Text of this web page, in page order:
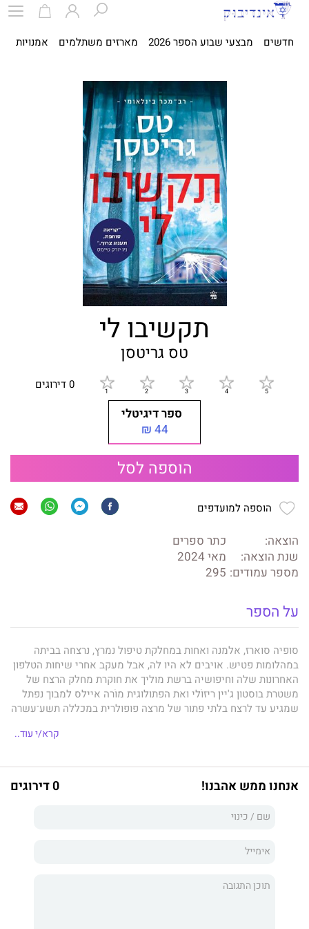
חדשים מבצעי שבוע הספר 2026 מארזים משתלמים אמנויות
תקשיבו לי
טס גריטסן
0 דירוגים
ספר דיגיטלי
44 ₪
הוספה לסל
הוספה למועדפים
הוצאה:
כתר ספרים
שנת הוצאה:
מאי 2024
מספר עמודים: 295
על הספר
סופיה סוארז, אלמנה ואחות במחלקת טיפול נמרץ, נרצחה בביתה
במהלומות פטיש. אויבים לא היו לה, אבל מעקב אחרי שיחות הטלפון
האחרונות שלה וחיפושיה ברשת מוליך את חוקרת מחלק הרצח של
משטרת בוסטון ג'יין ריזוֹלי ואת הפתולוגית מוֹרה איילס למבוך נפתל
שמגיע עד לרצח בלתי פתור של מרצה פופולרית במכללה תשע־עשרה
אנג'לה, הנחושה לגלות אזרחות טובה, מוצאת סימנים מעוררי חשד
בתה, אינו טורח להקשיב לה. תמיד כדאי להקשיב לאימא, אולם נדמה
בין קירות בתיהם אנשים מחביאים לעיתים סודות אלימים, ושומרים
תקשיבו ליהוא מותחן מרתק ושנון, שמציג באופן מבריק שורה
קרא/י עוד..
אנחנו ממש אהבנו! 0 דירוגים